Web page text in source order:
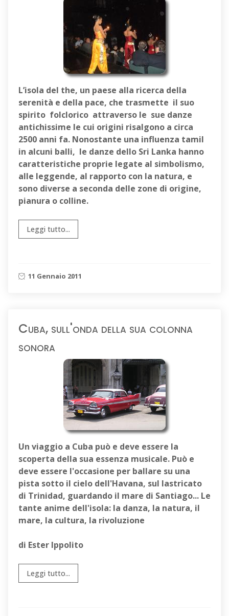
L’isola del the, un paese alla ricerca della
serenità e della pace, che trasmette il suo
spirito folclorico attraverso le sue danze
antichissime le cui origini risalgono a circa
2500 anni fa. Nonostante una influenza tamil
in alcuni balli, le danze dello Sri Lanka hanno
caratteristiche proprie legate al simbolismo,
alle leggende, al rapporto con la natura, e
sono diverse a seconda delle zone di origine,
pianura o colline.
11 Gennaio 2011
Leggi tutto...
Cuba, sull'onda della sua colonna
sonora
Un viaggio a Cuba può e deve essere la
scoperta della sua essenza musicale. Può e
deve essere l'occasione per ballare su una
pista sotto il cielo dell'Havana, sul lastricato
di Trinidad, guardando il mare di Santiago... Le
tante anime dell'isola: la danza, la natura, il
mare, la cultura, la rivoluzione
di Ester Ippolito
Leggi tutto...